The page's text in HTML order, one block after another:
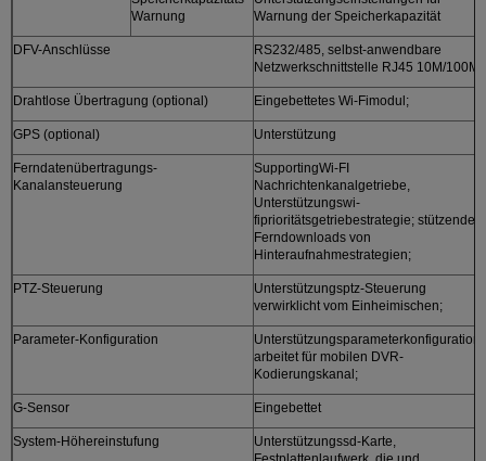
Warnung
Warnung der Speicherkapazität
DFV-Anschlüsse
RS232/485, selbst-anwendbare
Netzwerkschnittstelle RJ45 10M/100M
Drahtlose Übertragung (optional) Eingebettetes Wi-Fimodul;
GPS (optional) Unterstützung
Ferndatenübertragungs-
Kanalansteuerung
SupportingWi-FI
Nachrichtenkanalgetriebe,
Unterstützungswi-
fiprioritätsgetriebestrategie; stützende
Ferndownloads von
Hinteraufnahmestrategien;
PTZ-Steuerung
Unterstützungsptz-Steuerung
verwirklicht vom Einheimischen;
Parameter-Konfiguration
Unterstützungsparameterkonfiguration
arbeitet für mobilen DVR-
Kodierungskanal;
G-Sensor Eingebettet
System-Höhereinstufung
Unterstützungssd-Karte,